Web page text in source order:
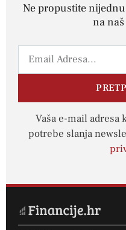
Ne propustite
na
Vaša e-mail adresa
potrebe slanja